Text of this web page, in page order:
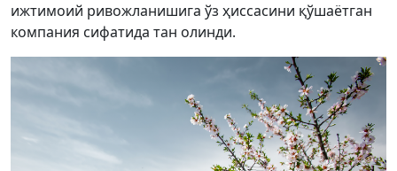
ижтимоий ривожланишига ўз ҳиссасини қўшаётган
компания сифатида тан олинди.